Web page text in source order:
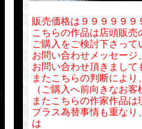
販売価格は９９９９９
こちらの作品は店頭販
ご購入をご検討下さっ
お問い合わせメッセー
お問い合わせ頂きまし
またこちらの判断によ
（ご購入へ前向きなお
またこちらの作家作品
プラス為替事情も重な
は